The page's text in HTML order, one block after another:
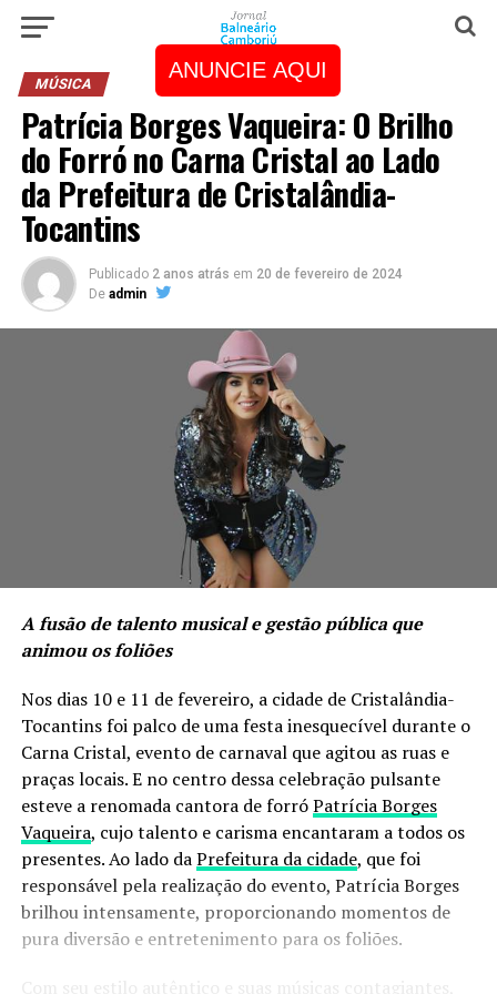
ANUNCIE AQUI
MÚSICA
Patrícia Borges Vaqueira: O Brilho
do Forró no Carna Cristal ao Lado
da Prefeitura de Cristalândia-
Tocantins
Publicado 2 anos atrás em 20 de fevereiro de 2024
De admin
A fusão de talento musical e gestão pública que
animou os foliões
Nos dias 10 e 11 de fevereiro, a cidade de Cristalândia-
Tocantins foi palco de uma festa inesquecível durante o
Carna Cristal, evento de carnaval que agitou as ruas e
praças locais. E no centro dessa celebração pulsante
esteve a renomada cantora de forróPatrícia Borges
Vaqueira, cujo talento e carisma encantaram a todos os
presentes. Ao lado daPrefeitura da cidade, que foi
responsável pela realização do evento, Patrícia Borges
brilhou intensamente, proporcionando momentos de
pura diversão e entretenimento para os foliões.